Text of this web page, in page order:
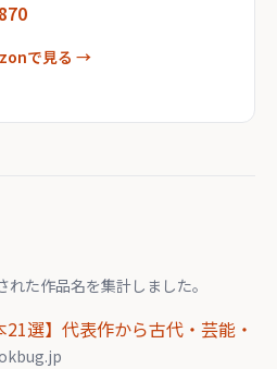
で見る →
た作品名を集計しました。
21選】代表作から古代・芸能・